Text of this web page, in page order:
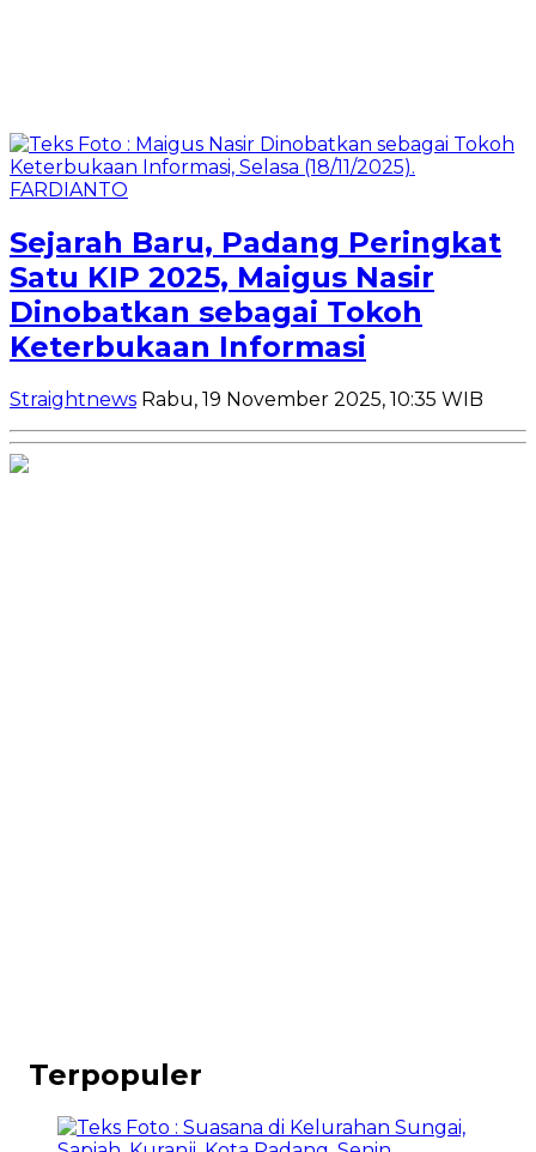
Sejarah Baru, Padang Peringkat
Satu KIP 2025, Maigus Nasir
Dinobatkan sebagai Tokoh
Keterbukaan Informasi
Straightnews Rabu, 19 November 2025, 10:35 WIB
Terpopuler